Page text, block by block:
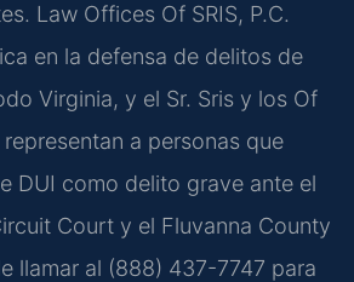
Law Offices Of SRIS, P.C.
en la defensa de delitos de
Virginia, y el Sr. Sris y los Of
a personas que
DUI como delito grave ante el
Court y el Fluvanna County
llamar al (888) 437-7747 para